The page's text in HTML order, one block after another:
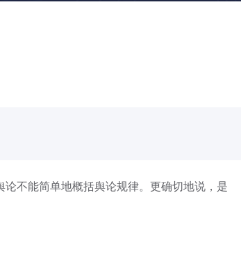
不能简单地概括舆论规律。更确切地说，是